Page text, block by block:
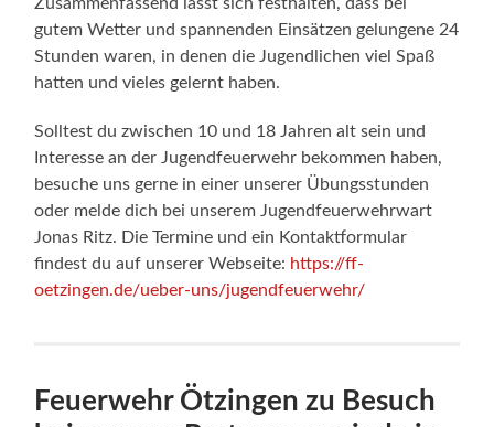
gutem Wetter und spannenden Einsätzen gelungene 24
Stunden waren, in denen die Jugendlichen viel Spaß
hatten und vieles gelernt haben.
Solltest du zwischen 10 und 18 Jahren alt sein und
Interesse an der Jugendfeuerwehr bekommen haben,
besuche uns gerne in einer unserer Übungsstunden
oder melde dich bei unserem Jugendfeuerwehrwart
Jonas Ritz. Die Termine und ein Kontaktformular
findest du auf unserer Webseite: https://ff-
oetzingen.de/ueber-uns/jugendfeuerwehr/
Feuerwehr Ötzingen zu Besuch